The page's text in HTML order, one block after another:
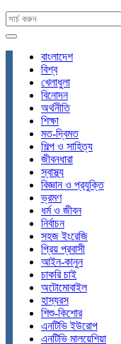
বাংলাদেশ
বিশ্ব
খেলাধুলা
বিনোদন
অর্থনীতি
শিক্ষা
মত-দ্বিমত
শিল্প ও সাহিত্য
জীবনধারা
স্বাস্থ্য
বিজ্ঞান ও প্রযুক্তি
ভ্রমণ
ধর্ম ও জীবন
নির্বাচন
সহজ ইংরেজি
প্রিয় প্রবাসী
আইন-কানুন
চাকরি চাই
অটোমোবাইল
হাস্যরস
শিশু-কিশোর
এনটিভি ইউরোপ
এনটিভি মালয়েশিয়া